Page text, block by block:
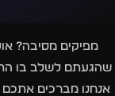
מפיקים מסיבה?
שהגעתם לשלב בו
אנחנו מברכים אתכם